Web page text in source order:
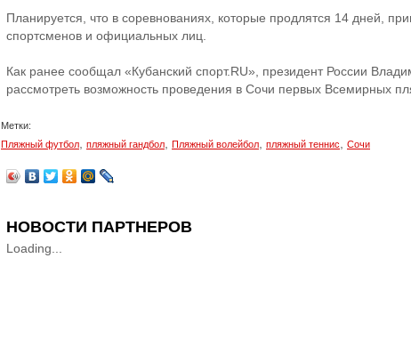
Планируется, что в соревнованиях, которые продлятся 14 дней,
спортсменов и официальных лиц.
Как ранее сообщал «Кубанский спорт.RU», президент России
рассмотреть возможность проведения в Сочи первых Всемирных
Метки:
Пляжный футбол
пляжный гандбол Пляжный волейбол пляжный теннис Сочи
НОВОСТИ ПАРТНЕРОВ
Loading...